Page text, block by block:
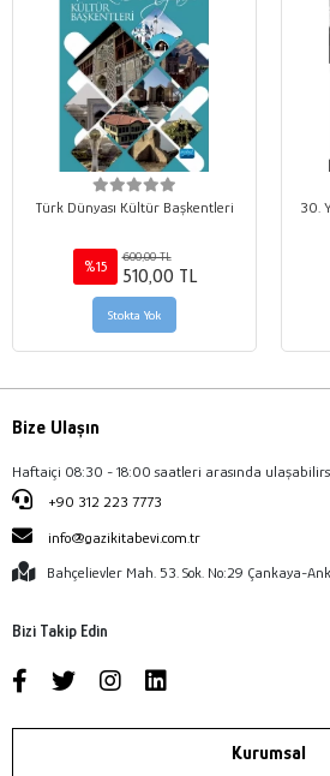
Türk Dünyası Kültür Başkentleri
%15
600,00 TL
510,00 TL
Stokta Yok
30.
Bize Ulaşın
Haftaiçi 08:30 - 18:00 saatleri arasında
+90 312 223 7773
info@gazikitabevi.com.tr
Bahçelievler Mah. 53. Sok. No:29 Çankaya-
Bizi Takip Edin
Kurumsal